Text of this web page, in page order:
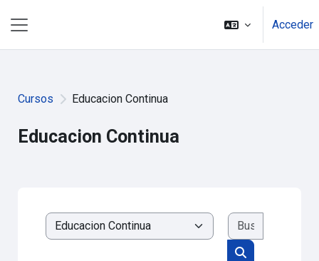
Acceder
Cursos Educacion Continua
Educacion Continua
Categorías